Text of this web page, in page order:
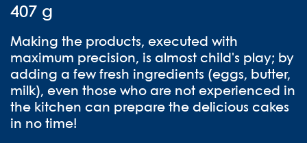
407 g
Making the products, executed with
maximum precision, is almost child's play; by
adding a few fresh ingredients (eggs, butter,
milk), even those who are not experienced in
the kitchen can prepare the delicious cakes
in no time!